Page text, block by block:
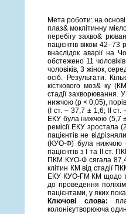
Мета роботи: на основі
плаз& моклітинну
перебігу захво&
пацієнтів віком
внаслідок аварії на
обстежено 11
чоловіків, 3 жінок,
осіб. Результати.
кісткового моз& ку
стадії захворювання.
нижчою (p < 0,05),
(І ст. – 37,7 ± 1,6; ІІ
ЕКУ була нижчою (5,7
ремісії ЕКУ зростала
пацієнтів не
(КУО-Ф) була нижчою
пацієнтів з I та ІІ ст.
ПКМ КУО-Ф сягала 87,4
клітин КМ від стадії
ЕКУ КУО-ГМ КМ щодо
до проведення
пацієнтами, у яких
Ключові слова:
колонієутворююча